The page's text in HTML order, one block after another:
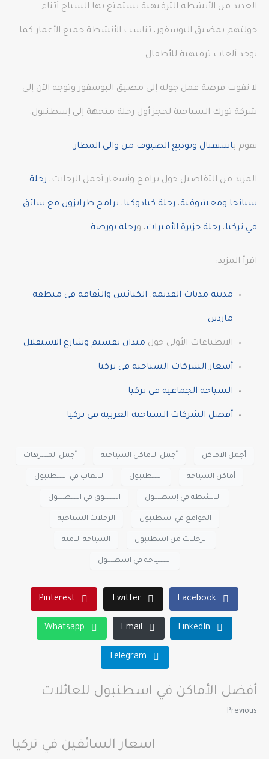
العديد من الأنشطة الترفيهية يستمتع بها السياح أثناء
جولتهم بمضيق البوسفور، تناسب الأنشطة جميع الأعمار كما
توجد ألعاب ترفيهية للأطفال.
لا تفوت فرصة عمل جولة إلى مضيق البوسفور وتوجه الآن إلى
شركة تورك السياحية لحجز أول رحلة متجهة إلى إسطنبول.
نقوم باستقبال وتوديع الضيوف من والى المطار.
المزيد من التفاصيل حول برامج وأسعار أجمل الرحلات، رحلة
سبانجا ومعشوقية، رحلة كبادوكيا، برامج طرابزون مع سائق
في تركيا، رحلة جزيرة الأميرات، ورحلة بورصة.
اقرأ المزيد:
مدينة مديات القديمة: الكنائس والثقافة في منطقة
ماردين
الانطباعات الأولى حول ميدان تقسيم وشارع الاستقلال
أسعار الشركات السياحية في تركيا
السياحة الجماعية في تركيا
أفضل الشركات السياحية العربية في تركيا
أجمل الاماكن أجمل الاماكن السياحية أجمل المنتزهات
أماكن السياحة اسطنبول الالعاب في اسطنبول
الانشطة في إسطنبول التسوق في اسطنبول
الجوامع في اسطنبول الرحلات السياحية
الرحلات من اسطنبول السياحة الآمنة
السياحة في اسطنبول
Facebook
Twitter
Pinterest
LinkedIn
Email
Whatsapp
Telegram
أفضل الأماكن في اسطنبول للعائلات
Previous
اسعار السائقين في تركيا